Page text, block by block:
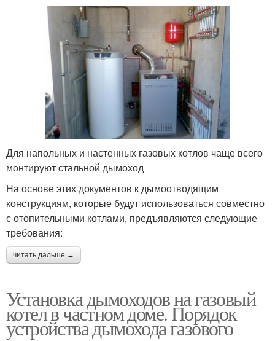
Для напольных и настенных газовых котлов чаще всего
монтируют стальной дымоход
На основе этих документов к дымоотводящим
конструкциям, которые будут использоваться совместно
с отопительными котлами, предъявляются следующие
требования:
читать дальше →
Установка дымоходов на газовый
котел в частном доме. Порядок
устройства дымохода газового